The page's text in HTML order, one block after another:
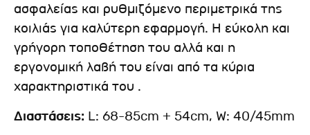
ασφαλείας και ρυθμιζόμενο περιμετρικά της
κοιλιάς για καλύτερη εφαρμογή. Η εύκολη και
γρήγορη τοποθέτηση του αλλά και η
εργονομική λαβή του είναι από τα κύρια
χαρακτηριστικά του .
Διαστάσεις: L: 68-85cm + 54cm, W: 40/45mm